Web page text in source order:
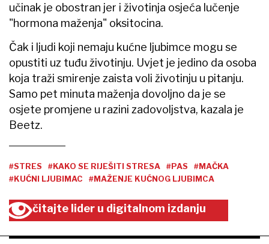
učinak je obostran jer i životinja osjeća lučenje
"hormona maženja" oksitocina.
Čak i ljudi koji nemaju kućne ljubimce mogu se
opustiti uz tuđu životinju. Uvjet je jedino da osoba
koja traži smirenje zaista voli životinju u pitanju.
Samo pet minuta maženja dovoljno da je se
osjete promjene u razini zadovoljstva, kazala je
Beetz.
#STRES #KAKO SE RIJEŠITI STRESA #PAS
#MAČKA
#KUĆNI LJUBIMAC
#MAŽENJE KUĆNOG LJUBIMCA
čitajte lider u digitalnom izdanju